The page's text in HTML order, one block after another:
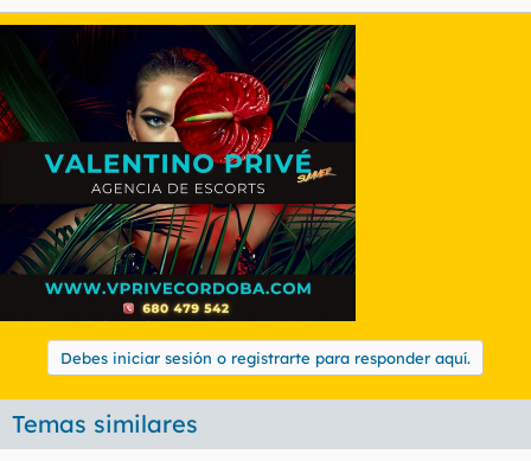
Debes iniciar sesión o registrarte para responder aquí.
Temas similares